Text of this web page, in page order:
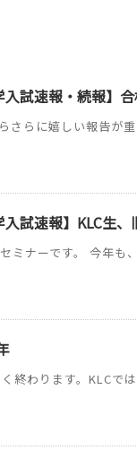
入試速報・続報】
さらに嬉しい報告が
入試速報】KLC生
ミナーです。 今年
終わります。KLCで